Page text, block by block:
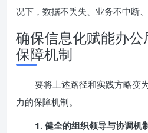
况下，数据不丢失、业务不中断、
确保信息化赋能办
保障机制
要将上述路径和实践方略变
力的保障机制。
1. 健全的组织领导与协调机